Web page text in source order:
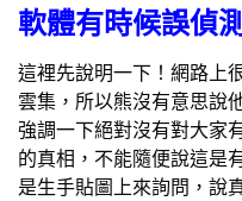
軟體有時候誤偵
這裡先說明一下！網路上
雲集，所以熊沒有意思說
強調一下絕對沒有對大家
的真相，不能隨便說這是
是生手貼圖上來詢問，說